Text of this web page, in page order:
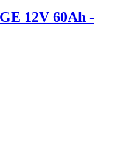
12V 60Ah -